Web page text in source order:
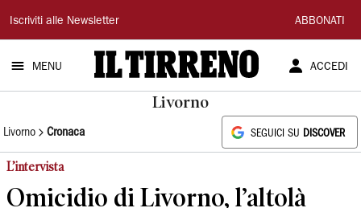
Il
Tirreno
Iscriviti alle Newsletter ABBONATI
MENU ACCEDI
Livorno
Livorno Cronaca SEGUICI SU DISCOVER
L’intervista
Omicidio di Livorno, l’altolà